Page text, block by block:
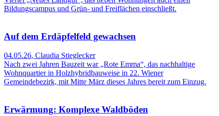
Bildungscampus und Grün- und Freiflächen einschließt.
Auf dem Erdäpfelfeld gewachsen
04.05.26, Claudia Stieglecker
Nach zwei Jahren Bauzeit war „Rote Emma“, das nachhaltige
Wohnquartier in Holzhybridbauweise in 22. Wiener
Gemeindebezirk, mit Mitte März dieses Jahres bereit zum Einzug.
Erwärmung: Komplexe Waldböden